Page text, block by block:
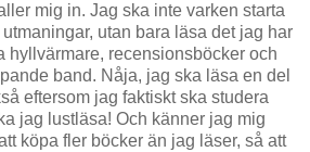
mig in. Jag ska inte varken starta
utan bara läsa det jag har
hyllvärmare, recensionsböcker och
band. Nåja, jag ska läsa en del
eftersom jag faktiskt ska studera
jag lustläsa! Och känner jag mig
köpa fler böcker än jag läser, så att